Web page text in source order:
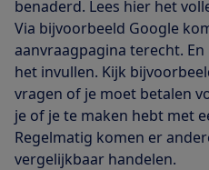
benaderd. Lees hier het
Via bijvoorbeeld Google
aanvraagpagina terecht.
het invullen. Kijk
vragen of je moet betalen
je of je te maken hebt met
Regelmatig komen er
vergelijkbaar handelen.